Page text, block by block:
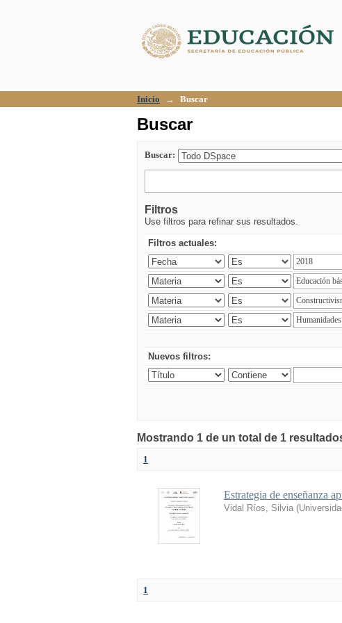
Inicio → Buscar
Buscar
Buscar:
Filtros
Use filtros para refinar sus resultados.
Filtros actuales:
Nuevos filtros:
Mostrando 1 de un total de 1
1
Estrategia de enseñanza
Vidal Ríos, Silvia (
1